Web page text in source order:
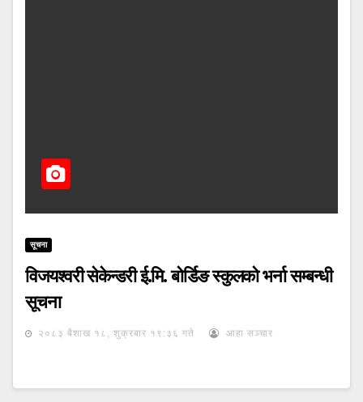
सूचना
विजयश्वरी सेकेन्डरी ई.मि. बोर्डिङ स्कुलको भर्ना सम्बन्धी
सूचना
२०८३ बैशाख १८, शुक्रबार १९:३६ गते आहा सञ्चार